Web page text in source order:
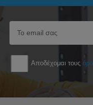
Αποδέχομαι τους